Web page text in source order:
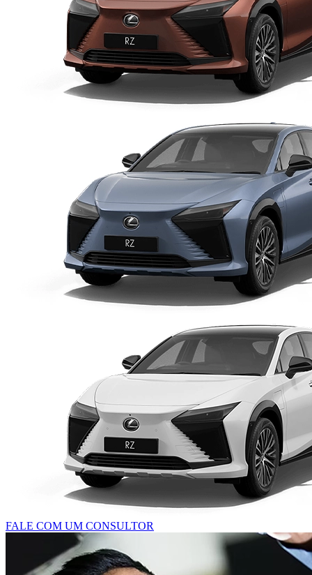
FALE COM UM CONSULTOR